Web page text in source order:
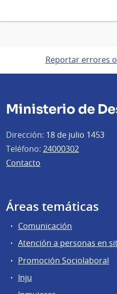
Reportar errores
Ministerio de
Dirección: 18 de julio 1453
Teléfono: 24000302
Contacto
Áreas temáticas
Comunicación
Atención a personas en
Promoción Sociolaboral
Inju